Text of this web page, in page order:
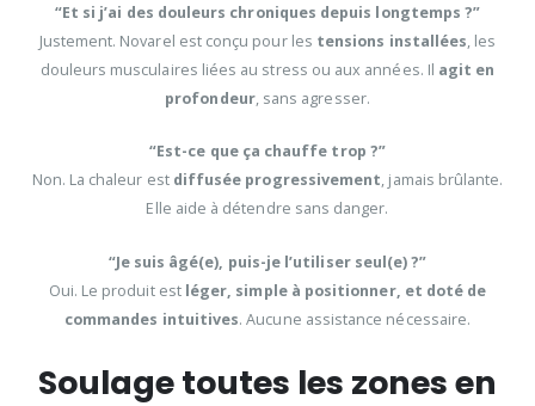
“Et si j’ai des douleurs chroniques depuis longtemps ?”
Justement. Novarel est conçu pour les tensions installées, les
douleurs musculaires liées au stress ou aux années. Il agit en
profondeur, sans agresser.
“Est-ce que ça chauffe trop ?”
Non. La chaleur est diffusée progressivement, jamais brûlante.
Elle aide à détendre sans danger.
“Je suis âgé(e), puis-je l’utiliser seul(e) ?”
Oui. Le produit est léger, simple à positionner, et doté de
commandes intuitives. Aucune assistance nécessaire.
Soulage toutes les zones en